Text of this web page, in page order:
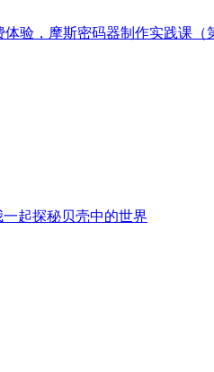
验，摩斯密码器制作实践课（
起探秘贝壳中的世界